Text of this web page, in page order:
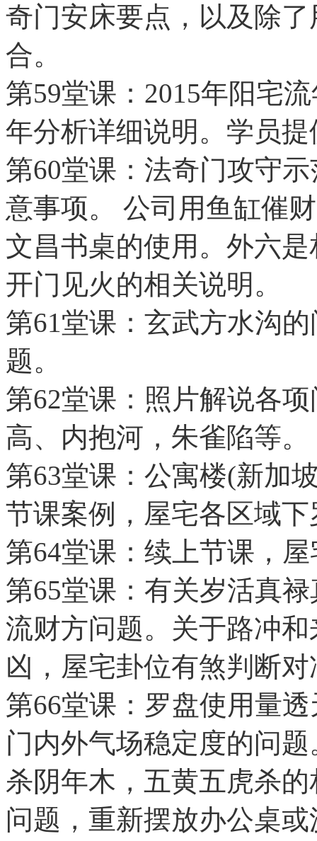
奇门安床要点，以及除
合。
第59堂课：2015年阳宅
年分析详细说明。学员
第60堂课：法奇门攻守
意事项。 公司用鱼缸催
文昌书桌的使用。外六
开门见火的相关说明。
第61堂课：玄武方水沟
题。
第62堂课：照片解说各
高、内抱河，朱雀陷等。
第63堂课：公寓楼(新加
节课案例，屋宅各区域
第64堂课：续上节课，
第65堂课：有关岁活真
流财方问题。关于路冲
凶，屋宅卦位有煞判断
第66堂课：罗盘使用量
门内外气场稳定度的问
杀阴年木，五黄五虎杀
问题，重新摆放办公桌